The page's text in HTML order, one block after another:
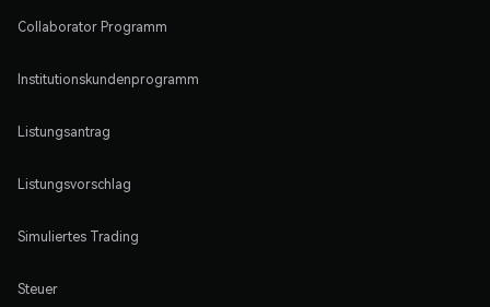
Collaborator Programm
Institutionskundenprogramm
Listungsantrag
Listungsvorschlag
Simuliertes Trading
Steuer